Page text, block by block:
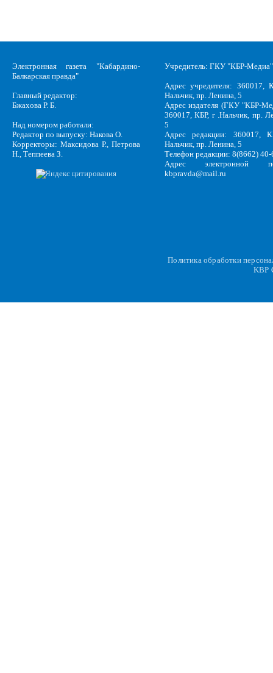
Электронная газета "Кабардино-
Балкарская правда"
Главный редактор:
Бжахова Р. Б.
Над номером работали:
Редактор по выпуску: Накова О.
Корректоры: Максидова Р., Петрова
Н., Теппеева З.
Учредитель: ГКУ "КБР-Медиа"
Адрес учредителя: 360017,
Нальчик, пр. Ленина, 5
Адрес издателя (ГКУ "КБР-
360017, КБР, г .Нальчик, пр.
5
Адрес редакции: 360017,
Нальчик, пр. Ленина, 5
Телефон редакции: 8(8662)
Адрес электронной
kbpravda@mail.ru
Политика обработки
KBP